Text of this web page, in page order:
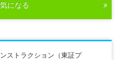
気になる
ストラクション（東証プ